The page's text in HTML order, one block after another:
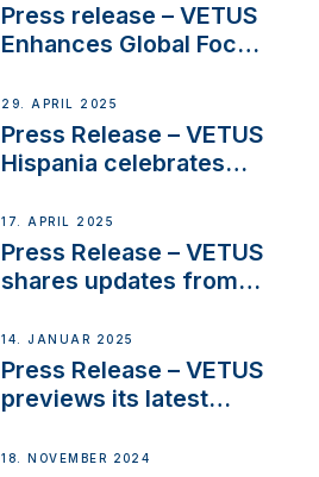
Press release – VETUS
Enhances Global Focus
Systems with New
Sales Manager
29. APRIL 2025
Press Release – VETUS
Hispania celebrates
innovation and
excellence in the
Iberian marine industry
17. APRIL 2025
Press Release – VETUS
shares updates from
exciting, catamaran
build
14. JANUAR 2025
Press Release – VETUS
previews its latest
Solutions at Boot
18. NOVEMBER 2024